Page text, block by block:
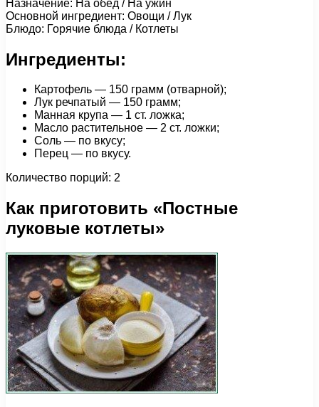
Назначение: На обед / На ужин
Основной ингредиент: Овощи / Лук
Блюдо: Горячие блюда / Котлеты
Ингредиенты:
Картофель — 150 грамм (отварной);
Лук речпатый — 150 грамм;
Манная крупа — 1 ст. ложка;
Масло растительное — 2 ст. ложки;
Соль — по вкусу;
Перец — по вкусу.
Количество порций: 2
Как приготовить «Постные
луковые котлеты»